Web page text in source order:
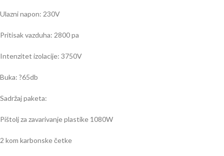
Ulazni napon: 230V
Pritisak vazduha: 2800 pa
Intenzitet izolacije: 3750V
Buka: ?65db
Sadržaj paketa:
Pištolj za zavarivanje plastike 1080W
2 kom karbonske četke